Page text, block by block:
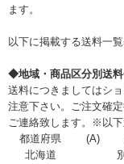
ます。
以下に掲載する送料一
◆地域・商品区分別送料
送料につきましてはシ
注意下さい。ご注文確
ご連絡致します。※以下
都道府県
(A)
北海道